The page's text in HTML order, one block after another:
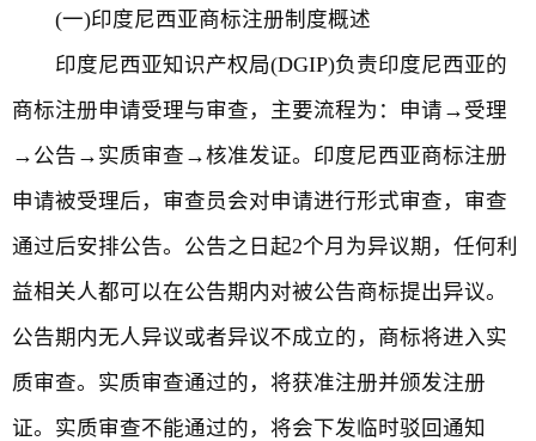
(一)印度尼西亚商标注册制度概述
印度尼西亚知识产权局(DGIP)负责印度尼西亚的
商标注册申请受理与审查，主要流程为：申请→受理
→公告→实质审查→核准发证。印度尼西亚商标注册
申请被受理后，审查员会对申请进行形式审查，审查
通过后安排公告。公告之日起2个月为异议期，任何利
益相关人都可以在公告期内对被公告商标提出异议。
公告期内无人异议或者异议不成立的，商标将进入实
质审查。实质审查通过的，将获准注册并颁发注册
证。实质审查不能通过的，将会下发临时驳回通知